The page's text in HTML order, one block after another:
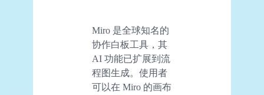
Miro 是全球知名的
协作白板工具，其
AI 功能已扩展到流
程图生成。使用者
可以在 Miro 的画布